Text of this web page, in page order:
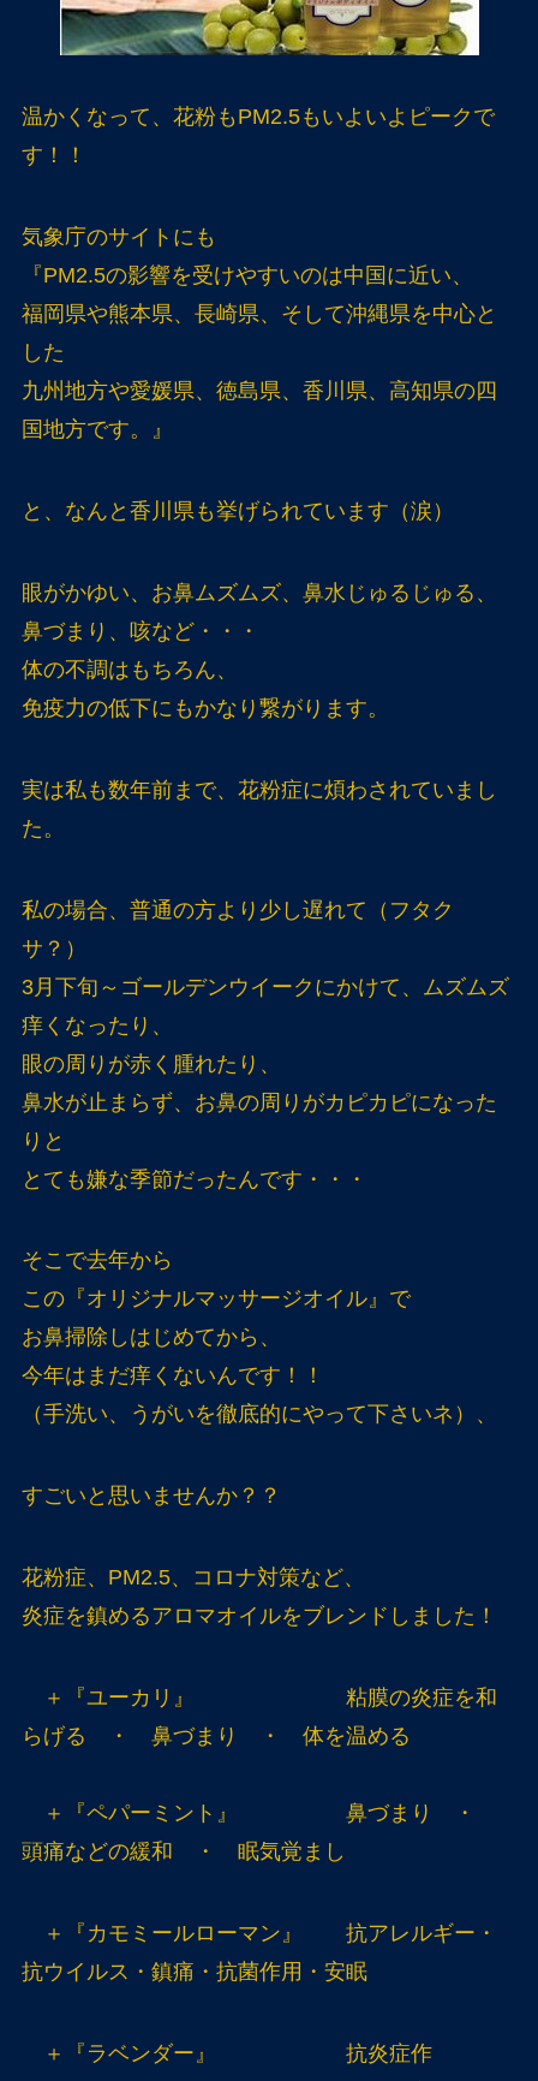
温かくなって、花粉もPM2.5もいよいよピークで
す！！
気象庁のサイトにも
『PM2.5の影響を受けやすいのは中国に近い、
福岡県や熊本県、長崎県、そして沖縄県を中心と
した
九州地方や愛媛県、徳島県、香川県、高知県の四
国地方です。』
と、なんと香川県も挙げられています（涙）
眼がかゆい、お鼻ムズムズ、鼻水じゅるじゅる、
鼻づまり、咳など・・・
体の不調はもちろん、
免疫力の低下にもかなり繋がります。
実は私も数年前まで、花粉症に煩わされていまし
た。
私の場合、普通の方より少し遅れて（フタク
サ？）
3月下旬～ゴールデンウイークにかけて、ムズムズ
痒くなったり、
眼の周りが赤く腫れたり、
鼻水が止まらず、お鼻の周りがカピカピになった
りと
とても嫌な季節だったんです・・・
そこで去年から
この『オリジナルマッサージオイル』で
お鼻掃除しはじめてから、
今年はまだ痒くないんです！！
（手洗い、うがいを徹底的にやって下さいネ）、
すごいと思いませんか？？
花粉症、PM2.5、コロナ対策など、
炎症を鎮めるアロマオイルをブレンドしました！
＋『ユーカリ』 粘膜の炎症を和
らげる ・ 鼻づまり ・ 体を温める
＋『ペパーミント』 鼻づまり ・
頭痛などの緩和 ・ 眠気覚まし
＋『カモミールローマン』 抗アレルギー・
抗ウイルス・鎮痛・抗菌作用・安眠
＋『ラベンダー』 抗炎症作